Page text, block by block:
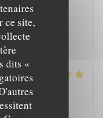
ce site,
dits «
approche de la
Jamais déçue.
/ Prix